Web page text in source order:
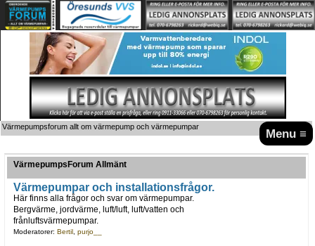
Menu ≡
Värmepumpsforum allt om värmepump och värmepumpar
VärmepumpsForum Allmänt
Värmepumpar och installationsfrågor.
Här finns alla frågor och svar om värmepumpar.
Bergvärme, jordvärme, luft/luft, luft/vatten och
frånluftsvärmepumpar.
Moderatorer: Bertil, purjo__